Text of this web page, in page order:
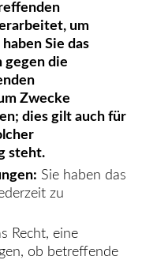
um
Sie das
gegen die
Zwecke
dies gilt auch für
steht.
Sie haben das
zu
Recht, eine
ob betreffende